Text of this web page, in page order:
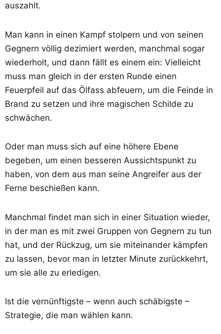
auszahlt.
Man kann in einen Kampf stolpern und von seinen
Gegnern völlig dezimiert werden, manchmal sogar
wiederholt, und dann fällt es einem ein: Vielleicht
muss man gleich in der ersten Runde einen
Feuerpfeil auf das Ölfass abfeuern, um die Feinde in
Brand zu setzen und ihre magischen Schilde zu
schwächen.
Oder man muss sich auf eine höhere Ebene
begeben, um einen besseren Aussichtspunkt zu
haben, von dem aus man seine Angreifer aus der
Ferne beschießen kann.
Manchmal findet man sich in einer Situation wieder,
in der man es mit zwei Gruppen von Gegnern zu tun
hat, und der Rückzug, um sie miteinander kämpfen
zu lassen, bevor man in letzter Minute zurückkehrt,
um sie alle zu erledigen.
Ist die vernünftigste – wenn auch schäbigste –
Strategie, die man wählen kann.